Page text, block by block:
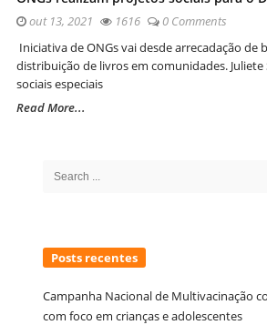
out 13, 2021 1616
0 Comments
Iniciativa de ONGs vai desde arrecadação de
distribuição de livros em comunidades.
sociais especiais
Read More...
Search
Posts recentes
Campanha Nacional de Multivacinação
com foco em crianças e adolescentes